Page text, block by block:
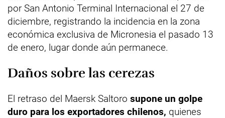
por San Antonio Terminal Internacional el 27 de
diciembre, registrando la incidencia en la zona
económica exclusiva de Micronesia el pasado 13
de enero, lugar donde aún permanece.
Daños sobre las cerezas
El retraso del Maersk Saltoro supone un golpe
duro para los exportadores chilenos, quienes